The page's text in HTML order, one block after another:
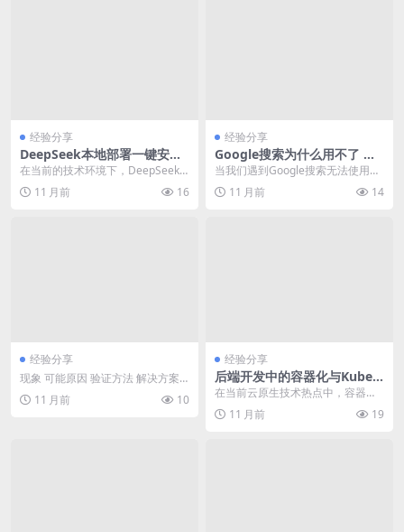
经验分享
DeepSeek本地部署一键安装
教程详解
在当前的技术环境下，DeepSeek
作为一款备受关注的软件，其本地
部署的便捷性成...
11 月前 16
经验分享
Google搜索为什么用不了 查
询不到结果分析
当我们遇到Google搜索无法使用的
情况时，首先需要从网络连接和服
务器状态入手进...
11 月前 14
经验分享
现象 可能原因 验证方法 解决方案
网页版翻译界面空白或加载超时 浏
览器缓存/C...
11 月前 10
经验分享
后端开发中的容器化与Kuber
netes实践：Dockerfile编写
在当前云原生技术热点中，容器化
与Kubernetes已成为后端开发的核
心实践。本...
11 月前 19